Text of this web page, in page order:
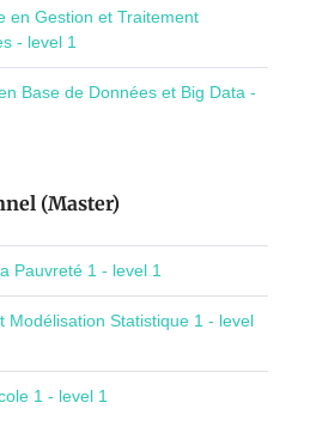
en Gestion et Traitement
- level 1
Base de Données et Big Data -
(Master)
Pauvreté 1 - level 1
Modélisation Statistique 1 - level
1 - level 1